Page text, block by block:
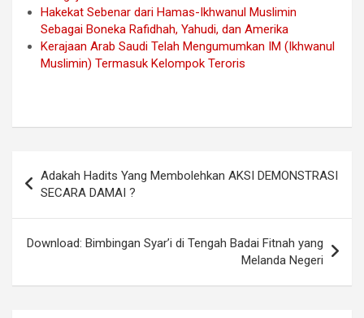
Hakekat Sebenar dari Hamas-Ikhwanul Muslimin
Sebagai Boneka Rafidhah, Yahudi, dan Amerika
Kerajaan Arab Saudi Telah Mengumumkan IM (Ikhwanul
Muslimin) Termasuk Kelompok Teroris
pos
Adakah Hadits Yang Membolehkan AKSI DEMONSTRASI
SECARA DAMAI ?
Download: Bimbingan Syar’i di Tengah Badai Fitnah yang
Melanda Negeri